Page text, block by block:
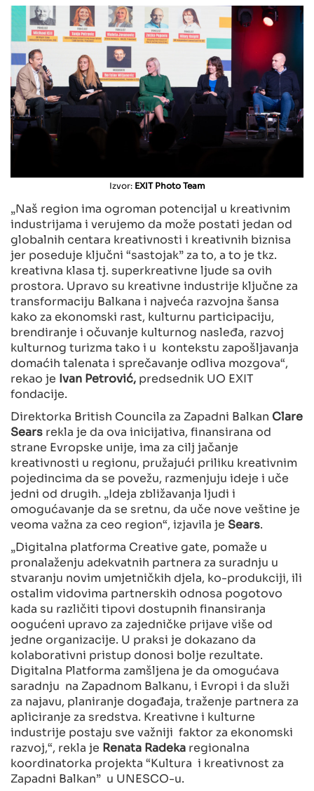
Izvor: EXIT Photo Team
„Naš region ima ogroman potencijal u kreativnim
industrijama i verujemo da može postati jedan od
globalnih centara kreativnosti i kreativnih biznisa
jer poseduje ključni “sastojak” za to, a to je tkz.
kreativna klasa tj. superkreativne ljude sa ovih
prostora. Upravo su kreativne industrije ključne za
transformaciju Balkana i najveća razvojna šansa
kako za ekonomski rast, kulturnu participaciju,
brendiranje i očuvanje kulturnog nasleđa, razvoj
kulturnog turizma tako i u kontekstu zapošljavanja
domaćih talenata i sprečavanje odliva mozgova“,
rekao je Ivan Petrović, predsednik UO EXIT
fondacije.
Direktorka British Councila za Zapadni Balkan Clare
Sears rekla je da ova inicijativa, finansirana od
strane Evropske unije, ima za cilj jačanje
kreativnosti u regionu, pružajući priliku kreativnim
pojedincima da se povežu, razmenjuju ideje i uče
jedni od drugih. „Ideja zbližavanja ljudi i
omogućavanje da se sretnu, da uče nove veštine je
veoma važna za ceo region“, izjavila je Sears.
„Digitalna platforma Creative gate, pomaže u
pronalaženju adekvatnih partnera za suradnju u
stvaranju novim umjetničkih djela, ko-produkciji, ili
ostalim vidovima partnerskih odnosa pogotovo
kada su različiti tipovi dostupnih finansiranja
oogućeni upravo za zajedničke prijave više od
jedne organizacije. U praksi je dokazano da
kolaborativni pristup donosi bolje rezultate.
Digitalna Platforma zamšljena je da omogućava
saradnju na Zapadnom Balkanu, i Evropi i da služi
za najavu, planiranje događaja, traženje partnera za
apliciranje za sredstva. Kreativne i kulturne
industrije postaju sve važniji faktor za ekonomski
razvoj,“, rekla je Renata Radeka regionalna
koordinatorka projekta “Kultura i kreativnost za
Zapadni Balkan” u UNESCO-u.